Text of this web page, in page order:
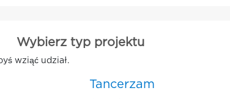
Wybierz typ projektu
wziąć udział.
Tancerzam